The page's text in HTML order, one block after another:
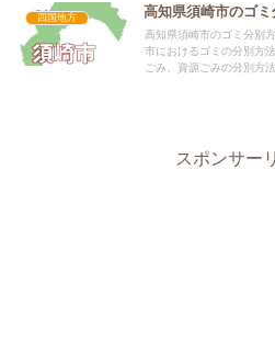
四国地方 高知県須崎市のゴ
高知県須崎市のゴミ分別
市におけるゴミの分別方
ごみ、資源ごみの分別方
スポンサー